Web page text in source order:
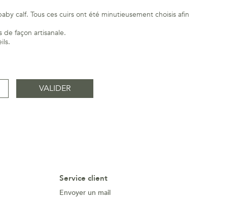
calf. Tous ces cuirs ont été minutieusement choisis afin
de façon artisanale.
.
Service client
Envoyer un mail